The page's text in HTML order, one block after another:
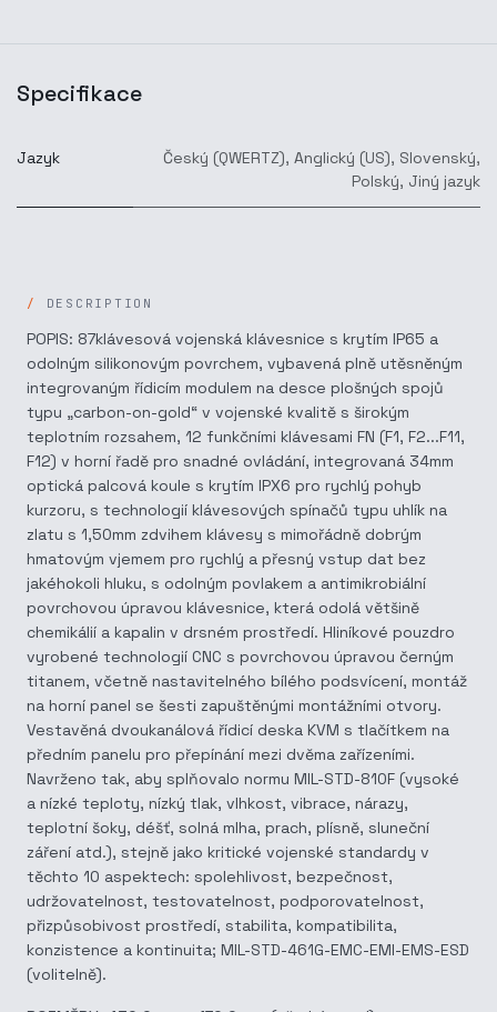
Specifikace
Jazyk Český (QWERTZ), Anglický (US), Slovenský,
Polský, Jiný jazyk
DESCRIPTION
POPIS: 87klávesová vojenská klávesnice s krytím IP65 a
odolným silikonovým povrchem, vybavená plně utěsněným
integrovaným řídicím modulem na desce plošných spojů
typu „carbon-on-gold“ v vojenské kvalitě s širokým
teplotním rozsahem, 12 funkčními klávesami FN (F1, F2...F11,
F12) v horní řadě pro snadné ovládání, integrovaná 34mm
optická palcová koule s krytím IPX6 pro rychlý pohyb
kurzoru, s technologií klávesových spínačů typu uhlík na
zlatu s 1,50mm zdvihem klávesy s mimořádně dobrým
hmatovým vjemem pro rychlý a přesný vstup dat bez
jakéhokoli hluku, s odolným povlakem a antimikrobiální
povrchovou úpravou klávesnice, která odolá většině
chemikálií a kapalin v drsném prostředí. Hliníkové pouzdro
vyrobené technologií CNC s povrchovou úpravou černým
titanem, včetně nastavitelného bílého podsvícení, montáž
na horní panel se šesti zapuštěnými montážními otvory.
Vestavěná dvoukanálová řídicí deska KVM s tlačítkem na
předním panelu pro přepínání mezi dvěma zařízeními.
Navrženo tak, aby splňovalo normu MIL-STD-810F (vysoké
a nízké teploty, nízký tlak, vlhkost, vibrace, nárazy,
teplotní šoky, déšť, solná mlha, prach, plísně, sluneční
záření atd.), stejně jako kritické vojenské standardy v
těchto 10 aspektech: spolehlivost, bezpečnost,
udržovatelnost, testovatelnost, podporovatelnost,
přizpůsobivost prostředí, stabilita, kompatibilita,
konzistence a kontinuita; MIL-STD-461G-EMC-EMI-EMS-ESD
(volitelně).